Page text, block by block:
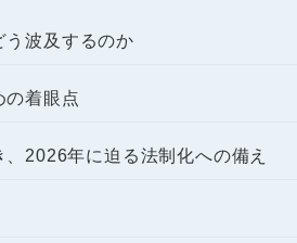
う波及するのか
の着眼点
、2026年に迫る法制化への備え